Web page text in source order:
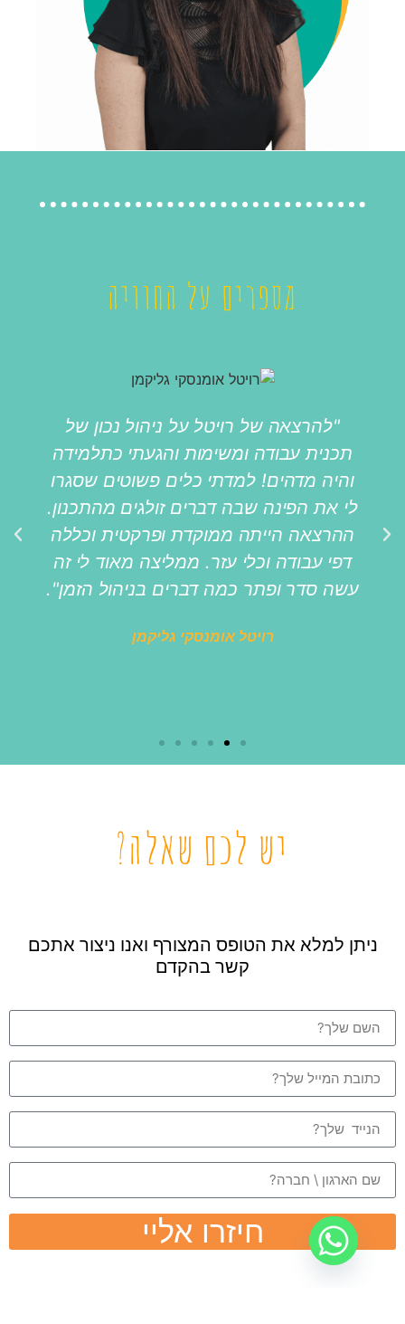
מספרים על החוויה
"להרצאה של רויטל על ניהול נכון של
תכנית עבודה ומשימות והגעתי כתלמידה
והיה מדהים! למדתי כלים פשוטים שסגרו
לי את הפינה שבה דברים זולגים מהתכנון.
ההרצאה הייתה ממוקדת ופרקטית וכללה
דפי עבודה וכלי עזר. ממליצה מאוד לי זה
עשה סדר ופתר כמה דברים בניהול הזמן".
רויטל אומנסקי גליקמן
יש לכם שאלה?
ניתן למלא את הטופס המצורף ואנו ניצור אתכם
קשר בהקדם
חיזרו אליי